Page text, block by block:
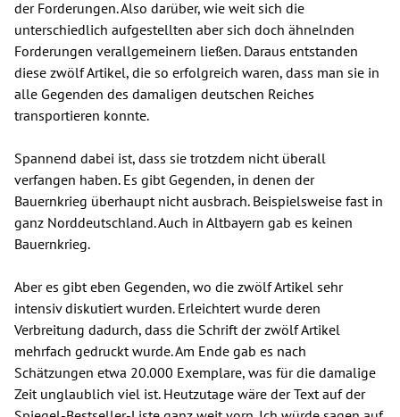
der Forderungen. Also darüber, wie weit sich die
unterschiedlich aufgestellten aber sich doch ähnelnden
Forderungen verallgemeinern ließen. Daraus entstanden
diese zwölf Artikel, die so erfolgreich waren, dass man sie in
alle Gegenden des damaligen deutschen Reiches
transportieren konnte.
Spannend dabei ist, dass sie trotzdem nicht überall
verfangen haben. Es gibt Gegenden, in denen der
Bauernkrieg überhaupt nicht ausbrach. Beispielsweise fast in
ganz Norddeutschland. Auch in Altbayern gab es keinen
Bauernkrieg.
Aber es gibt eben Gegenden, wo die zwölf Artikel sehr
intensiv diskutiert wurden. Erleichtert wurde deren
Verbreitung dadurch, dass die Schrift der zwölf Artikel
mehrfach gedruckt wurde. Am Ende gab es nach
Schätzungen etwa 20.000 Exemplare, was für die damalige
Zeit unglaublich viel ist. Heutzutage wäre der Text auf der